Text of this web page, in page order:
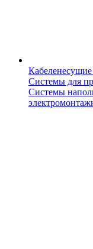
Системы для
Системы